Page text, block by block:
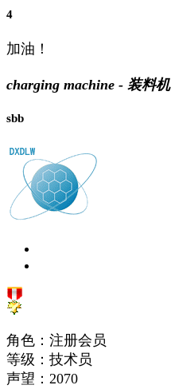
4
加油！
charging machine - 装料机
sbb
角色：注册会员
等级：技术员
声望： 2070